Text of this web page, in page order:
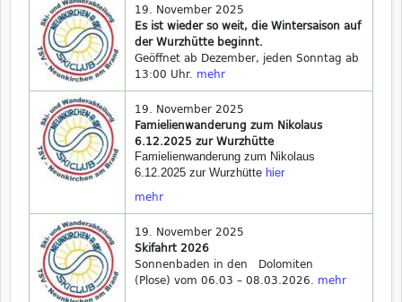
19. November 2025
Es ist wieder so weit, die Wintersaison auf
der Wurzhütte beginnt.
Geöffnet ab Dezember, jeden Sonntag ab
13:00 Uhr. mehr
19. November 2025
Famielienwanderung zum Nikolaus
6.12.2025 zur Wurzhütte
Famielienwanderung zum Nikolaus
6.12.2025 zur Wurzhütte hier
mehr
19. November 2025
Skifahrt 2026
Sonnenbaden in den Dolomiten
(Plose) vom 06.03 – 08.03.2026. mehr